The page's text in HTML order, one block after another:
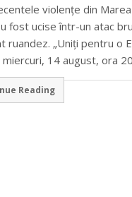
violențe din
fost ucise într-un atac
ruandez. „Uniți pentru o
14 august, ora
Reading